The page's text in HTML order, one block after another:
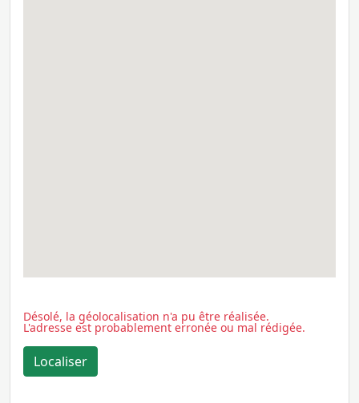
Désolé, la géolocalisation n'a pu être réalisée.
L'adresse est probablement erronée ou mal rédigée.